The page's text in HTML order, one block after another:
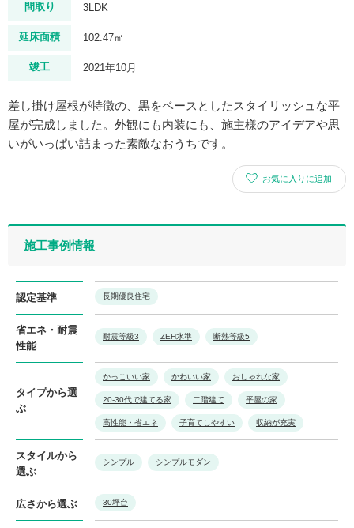
間取り 3LDK
延床面積 102.47㎡
竣工 2021年10月
差し掛け屋根が特徴の、黒をベースとしたスタイリッシュな平
屋が完成しました。外観にも内装にも、施主様のアイデアや思
いがいっぱい詰まった素敵なおうちです。
お気に入りに追加
施工事例情報
認定基準 長期優良住宅
省エネ・耐震
性能
耐震等級3 ZEH水準 断熱等級5
タイプから選
ぶ
かっこいい家 かわいい家 おしゃれな家
20-30代で建てる家 二階建て 平屋の家
高性能・省エネ 子育てしやすい 収納が充実
スタイルから
選ぶ
シンプル シンプルモダン
広さから選ぶ 30坪台